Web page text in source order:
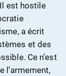
est hostile
a écrit
et des
Ce n’est
l’armement,